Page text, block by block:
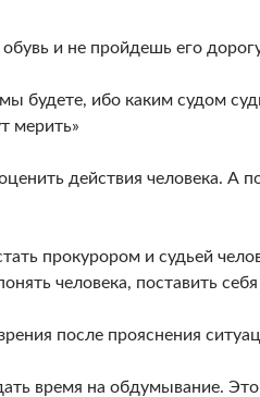
и не пройдешь его
будете, ибо каким судом
мерить»
действия человека. А
прокурором и судьей
человека, поставить
после прояснения
время на обдумывание.